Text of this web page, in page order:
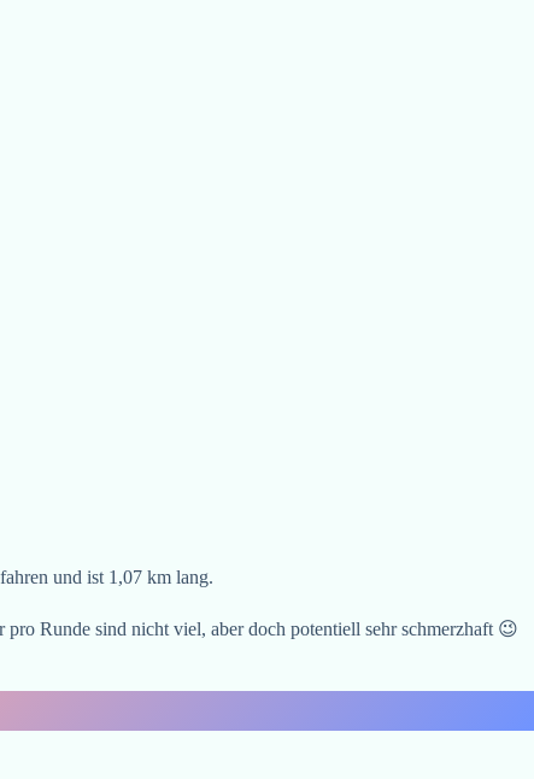
und ist 1,07 km lang.
pro Runde sind nicht viel, aber doch potentiell sehr schmerzhaft 😉